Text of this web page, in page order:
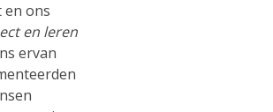
en ons
en leren
ervan